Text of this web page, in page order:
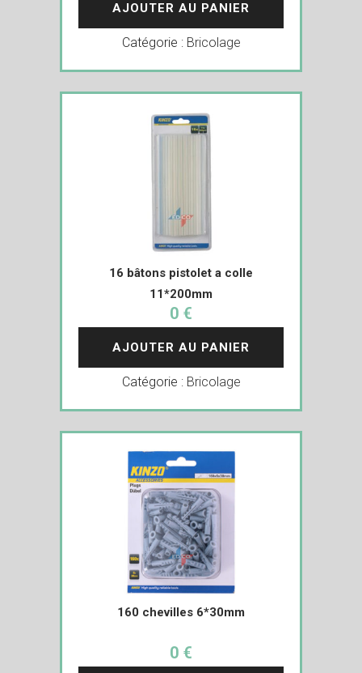
AJOUTER AU PANIER
Catégorie : Bricolage
16 bâtons pistolet a colle
11*200mm
0 €
AJOUTER AU PANIER
Catégorie : Bricolage
160 chevilles 6*30mm
0 €